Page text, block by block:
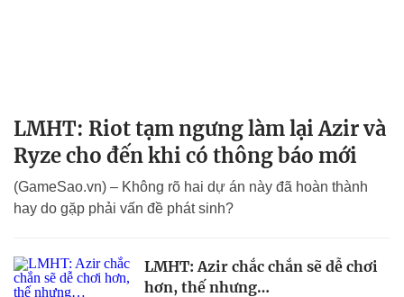
LMHT: Riot tạm ngưng làm lại Azir và
Ryze cho đến khi có thông báo mới
(GameSao.vn) – Không rõ hai dự án này đã hoàn thành
hay do gặp phải vấn đề phát sinh?
LMHT: Azir chắc chắn sẽ dễ chơi
hơn, thế nhưng…